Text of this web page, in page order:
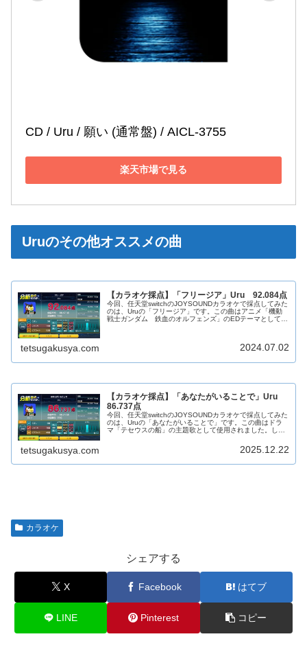
CD / Uru / 願い (通常盤) / AICL-3755
楽天市場で見る
Uruのその他オススメの曲
【カラオケ採点】「フリージア」Uru 92.084点
今回、任天堂switchのJOYSOUNDカラオケで採点してみた
のは、Uruの「フリージア」です。この曲はアニメ「機動
戦士ガンダム 鉄血のオルフェンズ」のEDテーマとして使
tetsugakusya.com 2024.07.02
【カラオケ採点】「あなたがいることで」Uru
86.737点
今回、任天堂switchのJOYSOUNDカラオケで採点してみた
のは、Uruの「あなたがいることで」です。この曲はドラ
マ「テセウスの船」の主題歌として使用されました。しっ
tetsugakusya.com 2025.12.22
カラオケ
シェアする
X Facebook はてブ
LINE Pinterest コピー